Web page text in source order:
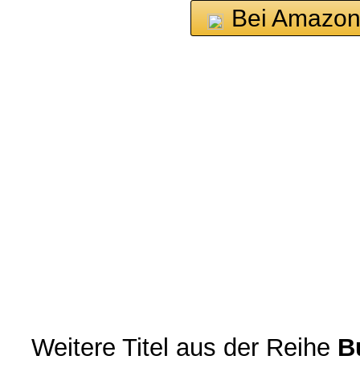
Bei
Weitere Titel aus der Reihe